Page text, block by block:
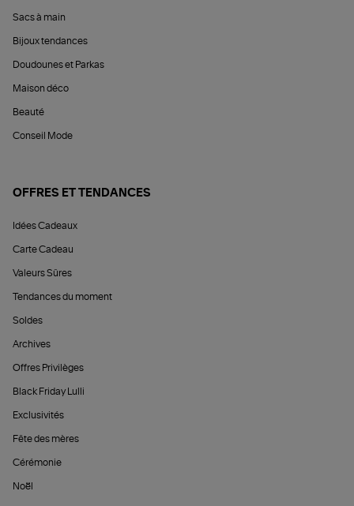
Sacs à main
Bijoux tendances
Doudounes et Parkas
Maison déco
Beauté
Conseil Mode
OFFRES ET TENDANCES
Idées Cadeaux
Carte Cadeau
Valeurs Sûres
Tendances du moment
Soldes
Archives
Offres Privilèges
Black Friday Lulli
Exclusivités
Fête des mères
Cérémonie
Noël